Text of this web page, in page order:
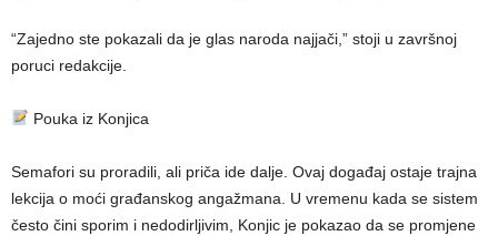
“Zajedno ste pokazali da je glas naroda najjači,” stoji u završnoj
poruci redakcije.
Pouka iz Konjica
Semafori su proradili, ali priča ide dalje. Ovaj događaj ostaje trajna
lekcija o moći građanskog angažmana. U vremenu kada se sistem
često čini sporim i nedodirljivim, Konjic je pokazao da se promjene